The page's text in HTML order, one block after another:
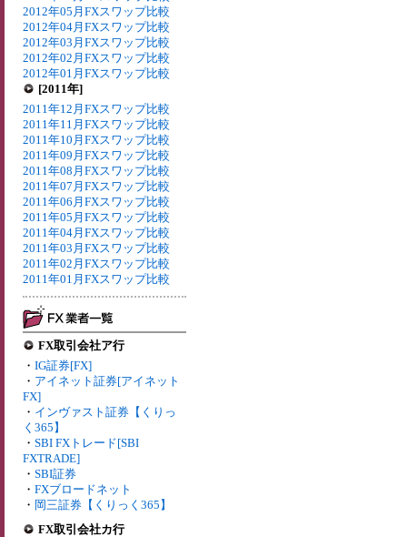
2012年05月FXスワップ比較
2012年04月FXスワップ比較
2012年03月FXスワップ比較
2012年02月FXスワップ比較
2012年01月FXスワップ比較
[2011年]
2011年12月FXスワップ比較
2011年11月FXスワップ比較
2011年10月FXスワップ比較
2011年09月FXスワップ比較
2011年08月FXスワップ比較
2011年07月FXスワップ比較
2011年06月FXスワップ比較
2011年05月FXスワップ比較
2011年04月FXスワップ比較
2011年03月FXスワップ比較
2011年02月FXスワップ比較
2011年01月FXスワップ比較
FX取引会社ア行
・ IG証券[FX]
・ アイネット証券[アイネット
FX]
・ インヴァスト証券【くりっ
く365】
・ SBI FXトレード[SBI
FXTRADE]
・ SBI証券
・ FXブロードネット
・ 岡三証券【くりっく365】
FX取引会社カ行